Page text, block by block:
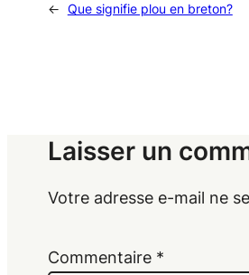
← Que signifie plou en breton?
Laisser un
Votre adresse e-mail ne
Commentaire *